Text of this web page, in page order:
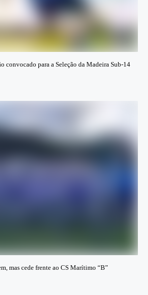
convocado para a Seleção da Madeira Sub-14
mas cede frente ao CS Marítimo “B”